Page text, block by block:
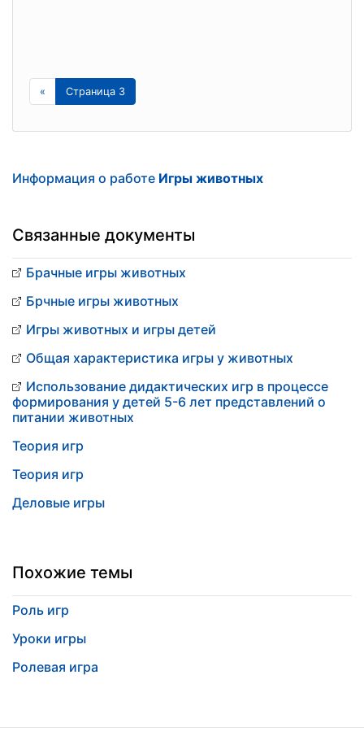
« Страница 3
Информация о работе Игры животных
Связанные документы
Брачные игры животных
Брчные игры животных
Игры животных и игры детей
Общая характеристика игры у животных
Использование дидактических игр в процессе
формирования у детей 5-6 лет представлений о
питании животных
Теория игр
Теория игр
Деловые игры
Похожие темы
Роль игр
Уроки игры
Ролевая игра